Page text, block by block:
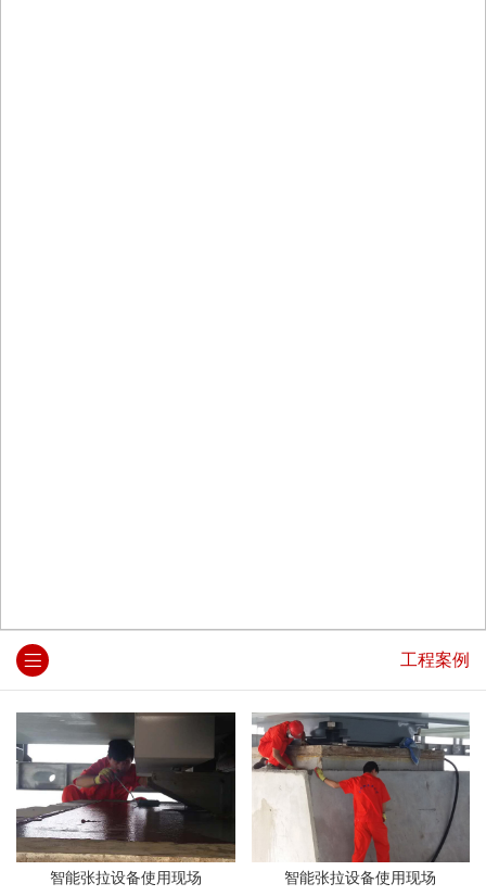
工程案例
智能张拉设备使用现场 智能张拉设备使用现场